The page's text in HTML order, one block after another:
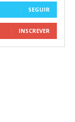
SEGUIR
INSCREVER